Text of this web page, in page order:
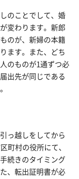
のことでして、婚
変わります。新郎
のが、新婦の本籍
ます。また、どち
のものが1通ずつ必
出先が同じである
っ越しをしてから
町村の役所にて、
続きのタイミング
、転出証明書が必